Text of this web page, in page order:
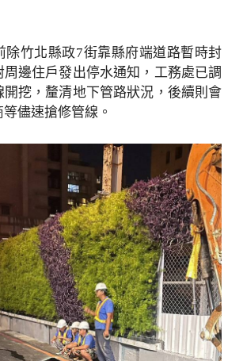
除竹北縣政7街靠縣府端道路暫時封
周邊住戶發出停水通知，工務處已調
開挖，釐清地下管路狀況，後續則會
儘速搶修管線。